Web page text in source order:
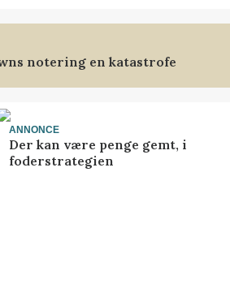
notering en katastrofe
ANNONCE
Der kan være penge gemt, i
foderstrategien